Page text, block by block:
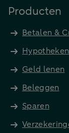
Producten
Betalen &
Hypotheken
Geld lenen
Beleggen
Sparen